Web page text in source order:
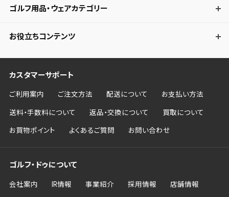
ゴルフ用品・ウェアカテゴリー
お役立ちコンテンツ
カスタマーサポート
ご利用案内 ご注文方法 配送について お支払い方法
送料・手数料について 返品・交換について 買取について
お買物ポイント よくあるご質問 お問い合わせ
ゴルフ・ドゥについて
会社案内 IR情報 事業紹介 採用情報 店舗情報